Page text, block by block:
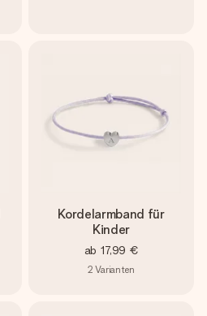
Kordelarmband für
Kinder
ab 17,99 €
2 Varianten